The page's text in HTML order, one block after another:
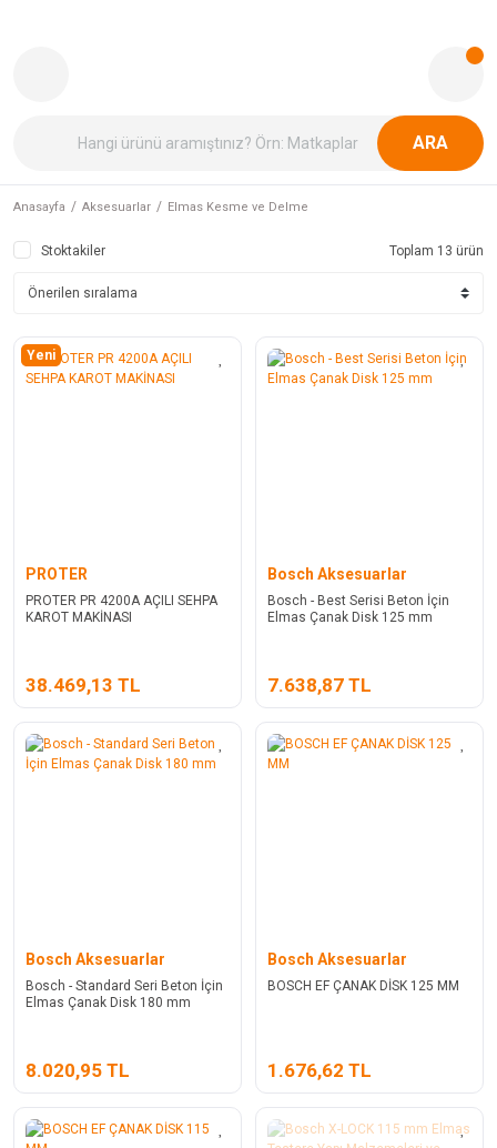
ARA
Anasayfa Aksesuarlar Elmas Kesme ve Delme
Stoktakiler Toplam 13 ürün
Yeni
PROTER
PROTER PR 4200A AÇILI SEHPA
KAROT MAKİNASI
38.469,13 TL
Bosch Aksesuarlar
Bosch - Best Serisi Beton İçin
Elmas Çanak Disk 125 mm
7.638,87 TL
Bosch Aksesuarlar
Bosch - Standard Seri Beton İçin
Elmas Çanak Disk 180 mm
8.020,95 TL
Bosch Aksesuarlar
BOSCH EF ÇANAK DİSK 125 MM
1.676,62 TL